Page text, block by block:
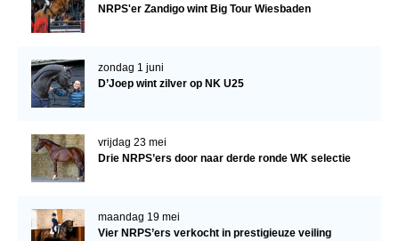
NRPS'er Zandigo wint Big Tour Wiesbaden
zondag 1 juni
D’Joep wint zilver op NK U25
vrijdag 23 mei
Drie NRPS’ers door naar derde ronde WK selectie
maandag 19 mei
Vier NRPS’ers verkocht in prestigieuze veiling